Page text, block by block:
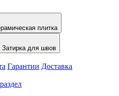
плитка
Затирка для швов
Гарантии Доставка